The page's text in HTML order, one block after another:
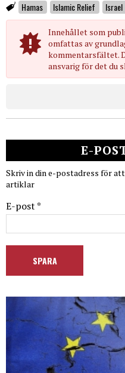
Hamas Islamic Relief Israel
Innehållet som
omfattas av
kommentarsfältet.
ansvarig för det du
E-
Skriv in din e-postadress för
artiklar
E-post *